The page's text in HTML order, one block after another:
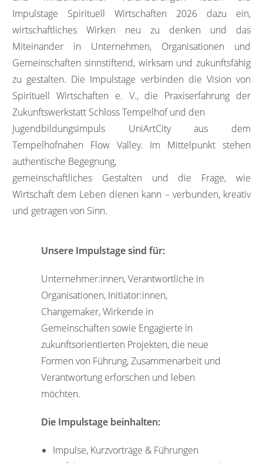
Impulstage Spirituell Wirtschaften 2026 dazu ein,
wirtschaftliches Wirken neu zu denken und das
Miteinander in Unternehmen, Organisationen und
Gemeinschaften sinnstiftend, wirksam und zukunftsfähig
zu gestalten. Die Impulstage verbinden die Vision von
Spirituell Wirtschaften e. V., die Praxiserfahrung der
Zukunftswerkstatt Schloss Tempelhof und den
Jugendbildungsimpuls UniArtCity aus dem
Tempelhofnahen Flow Valley. Im Mittelpunkt stehen
authentische Begegnung,
gemeinschaftliches Gestalten und die Frage, wie
Wirtschaft dem Leben dienen kann – verbunden, kreativ
und getragen von Sinn.
Unsere Impulstage sind für:
Unternehmer:innen, Verantwortliche in
Organisationen, Initiator:innen,
Changemaker, Wirkende in
Gemeinschaften sowie Engagierte in
zukunftsorientierten Projekten, die neue
Formen von Führung, Zusammenarbeit und
Verantwortung erforschen und leben
möchten.
Die Impulstage beinhalten:
Impulse, Kurzvorträge & Führungen